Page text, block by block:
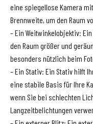
eine spiegellose Kamera
Brennweite, um den Raum
– Ein Weitwinkelobjektiv:
den Raum größer und
besonders nützlich beim
– Ein Stativ: Ein Stativ hilft
eine stabile Basis für Ihre
wenn Sie bei schlechten
Langzeitbelichtungen